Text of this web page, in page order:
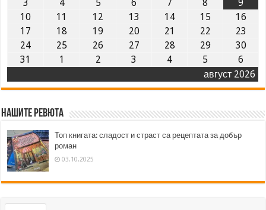
август 2026
3 4 5 6 7 8
9
10
11 12 13 14 15
16
17
18 19 20 21 22
23
24
25 26 27 28 29
30
31
1 2 3 4 5 6
Нашите ревюта
Топ книгата: сладост и страст са рецептата за добър
роман
03.10.2025